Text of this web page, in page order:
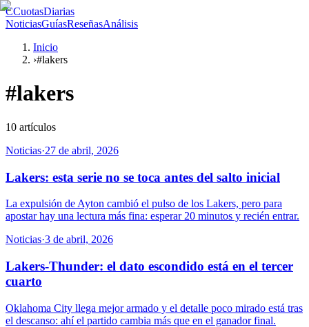
CCuotasDiarias
NoticiasGuíasReseñasAnálisis
Inicio
›#lakers
#lakers
10 artículos
Noticias·27 de abril, 2026
Lakers: esta serie no se toca antes del salto inicial
La expulsión de Ayton cambió el pulso de los Lakers, pero para
apostar hay una lectura más fina: esperar 20 minutos y recién entrar.
Noticias·3 de abril, 2026
Lakers-Thunder: el dato escondido está en el tercer
cuarto
Oklahoma City llega mejor armado y el detalle poco mirado está tras
el descanso: ahí el partido cambia más que en el ganador final.